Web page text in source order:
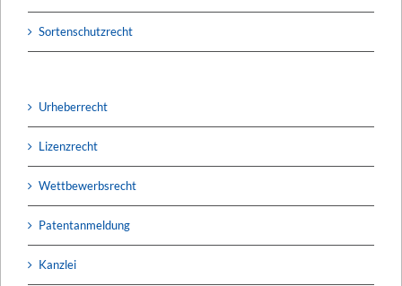
Sortenschutzrecht
Urheberrecht
Lizenzrecht
Wettbewerbsrecht
Patentanmeldung
Kanzlei